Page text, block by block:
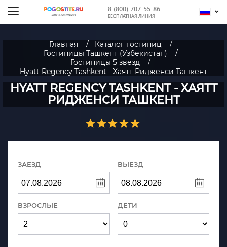
8 (800) 707-55-86
БЕСПЛАТНАЯ ЛИНИЯ
Главная
Каталог гостиниц
Гостиницы Ташкент (Узбекистан)
Гостиницы 5 звезд
Hyatt Regency Tashkent - Хаятт Ридженси Ташкент
HYATT REGENCY TASHKENT - ХАЯТТ
РИДЖЕНСИ ТАШКЕНТ
ЗАЕЗД ВЫЕЗД
ВЗРОСЛЫЕ ДЕТИ